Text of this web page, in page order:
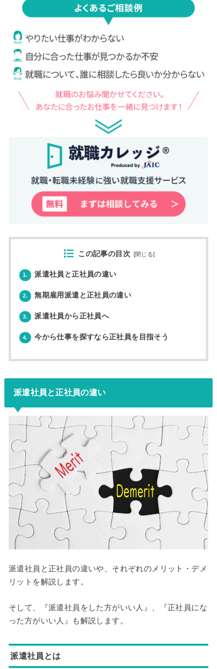
この記事の目次 [閉じる]
1. 派遣社員と正社員の違い
2. 無期雇用派遣と正社員の違い
3. 派遣社員から正社員へ
4. 今から仕事を探すなら正社員を目指そう
派遣社員と正社員の違い
派遣社員と正社員の違いや、それぞれのメリット・デメ
リットを解説します。
そして、『派遣社員をした方がいい人』、『正社員にな
った方がいい人』も解説します。
派遣社員とは